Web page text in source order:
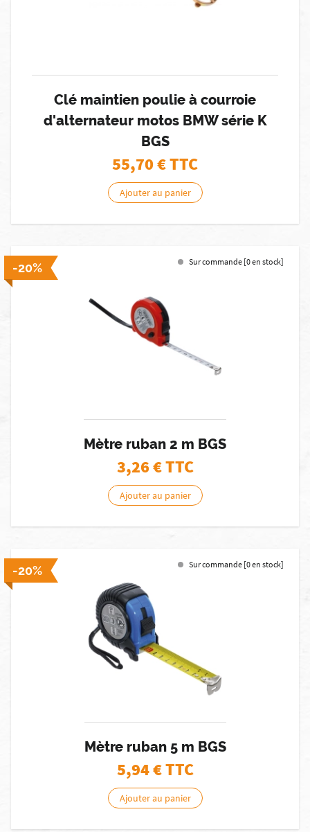
Clé maintien poulie à courroie
d'alternateur motos BMW série K
BGS
55,70€ TTC
Ajouter au panier
-20% Sur commande [0 en stock]
Mètre ruban 2 m BGS
3,26€ TTC
Ajouter au panier
-20% Sur commande [0 en stock]
Mètre ruban 5 m BGS
5,94€ TTC
Ajouter au panier